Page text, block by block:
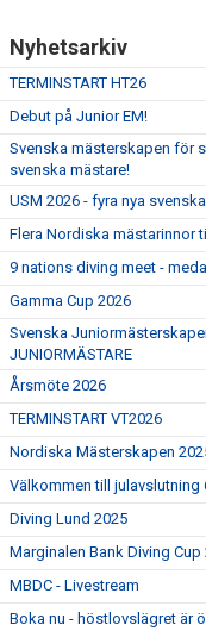
Nyhetsarkiv
TERMINSTART HT26
Debut på Junior EM!
Svenska mästerskapen för
svenska mästare!
USM 2026 - fyra nya
Flera Nordiska mästarinnor
9 nations diving meet -
Gamma Cup 2026
Svenska
JUNIORMÄSTARE
Årsmöte 2026
TERMINSTART VT2026
Nordiska Mästerskapen
Välkommen till julavslutning
Diving Lund 2025
Marginalen Bank Diving Cup
MBDC - Livestream
Boka nu - höstlovslägret är